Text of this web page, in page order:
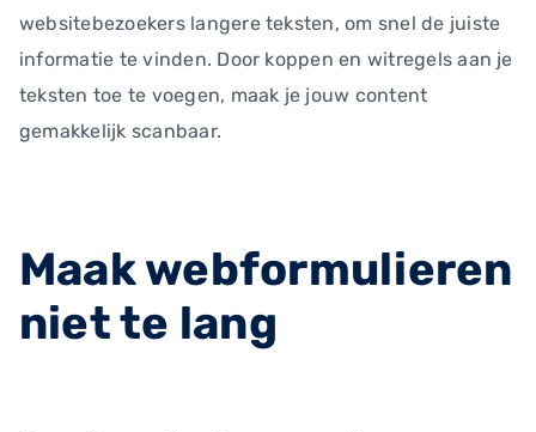
websitebezoekers langere teksten, om snel de juiste
informatie te vinden. Door koppen en witregels aan je
teksten toe te voegen, maak je jouw content
gemakkelijk scanbaar.
Maak webformulieren
niet te lang